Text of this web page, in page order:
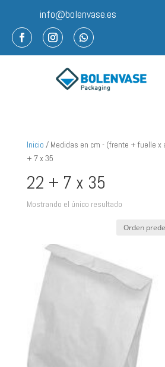
info@bolenvase.es
Inicio / Medidas en cm - (frente + fuelle x
+ 7 x 35
22 + 7 x 35
Mostrando el único resultado